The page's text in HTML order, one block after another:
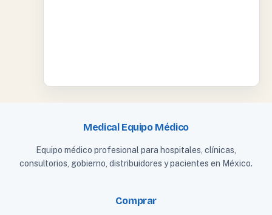
Medical Equipo Médico
Equipo médico profesional para hospitales, clínicas,
consultorios, gobierno, distribuidores y pacientes en México.
Comprar